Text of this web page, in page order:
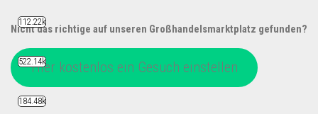
Nicht das richtige auf unseren Großhandelsmarktplatz gefunden?
Hier kostenlos ein Gesuch einstellen
112.22k
522.14k
184.48k